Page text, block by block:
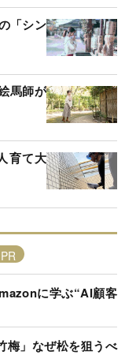
「シン
馬師が
育て大
に学ぶ“AI顧客
梅」なぜ松を狙うべ